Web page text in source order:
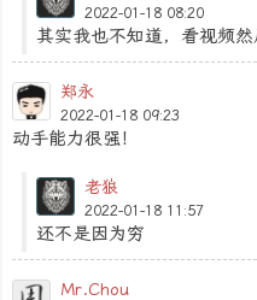
2022-01-18 08:20
其实我也不知道，看视频
郑永
2022-01-18 09:23
动手能力很强！
老狼
2022-01-18 11:57
还不是因为穷
Mr.Chou